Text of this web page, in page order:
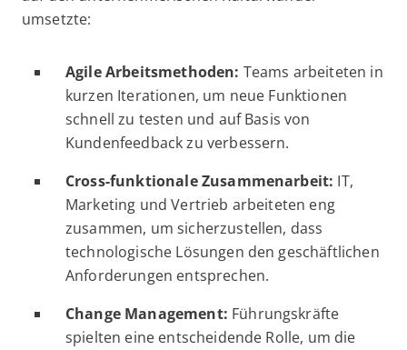
umsetzte:
Agile Arbeitsmethoden: Teams arbeiteten in
kurzen Iterationen, um neue Funktionen
schnell zu testen und auf Basis von
Kundenfeedback zu verbessern.
Cross-funktionale Zusammenarbeit: IT,
Marketing und Vertrieb arbeiteten eng
zusammen, um sicherzustellen, dass
technologische Lösungen den geschäftlichen
Anforderungen entsprechen.
Change Management: Führungskräfte
spielten eine entscheidende Rolle, um die